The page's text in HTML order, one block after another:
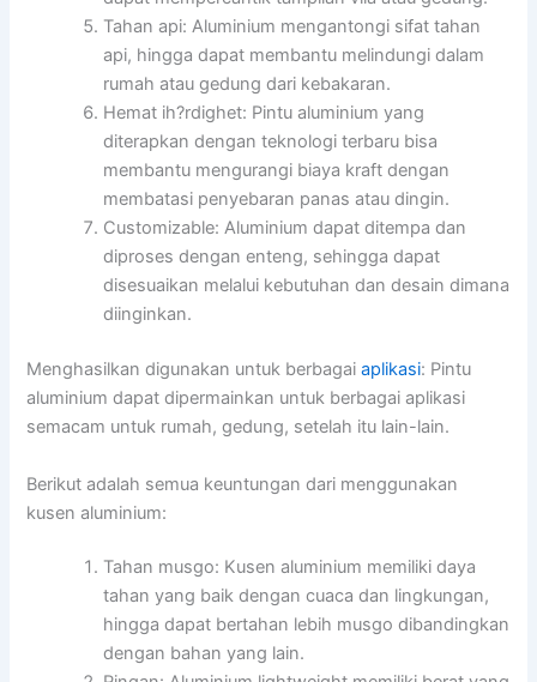
Tahan api: Aluminium mengantongi sifat tahan
api, hingga dapat membantu melindungi dalam
rumah atau gedung dari kebakaran.
Hemat ih?rdighet: Pintu aluminium yang
diterapkan dengan teknologi terbaru bisa
membantu mengurangi biaya kraft dengan
membatasi penyebaran panas atau dingin.
Customizable: Aluminium dapat ditempa dan
diproses dengan enteng, sehingga dapat
disesuaikan melalui kebutuhan dan desain dimana
diinginkan.
Menghasilkan digunakan untuk berbagaiaplikasi: Pintu
aluminium dapat dipermainkan untuk berbagai aplikasi
semacam untuk rumah, gedung, setelah itu lain-lain.
Berikut adalah semua keuntungan dari menggunakan
kusen aluminium:
Tahan musgo: Kusen aluminium memiliki daya
tahan yang baik dengan cuaca dan lingkungan,
hingga dapat bertahan lebih musgo dibandingkan
dengan bahan yang lain.